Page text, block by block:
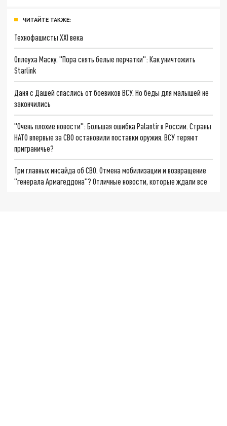
ЧИТАЙТЕ ТАКЖЕ:
Технофашисты XXI века
Оплеуха Маску. "Пора снять белые перчатки": Как уничтожить
Starlink
Даня с Дашей спаслись от боевиков ВСУ. Но беды для малышей не
закончились
"Очень плохие новости": Большая ошибка Palantir в России. Страны
НАТО впервые за СВО остановили поставки оружия. ВСУ теряют
приграничье?
Три главных инсайда об СВО. Отмена мобилизации и возвращение
"генерала Армагеддона"? Отличные новости, которые ждали все